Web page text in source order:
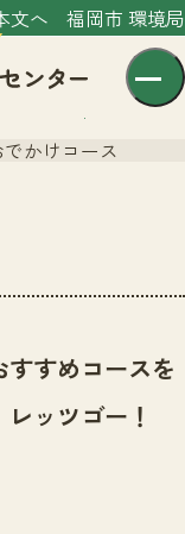
文へ 福岡市 環境局
でかけコース
すめコースを
ッツゴー！